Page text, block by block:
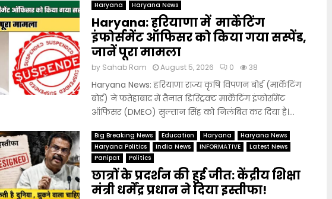
Haryana Haryana News
Haryana: हरियाणा में मार्केटिंग
इंफोर्समेंट ऑफिसर को किया गया सस्पेंड,
जानें पूरा मामला
by Sahab Ram August 5, 2026 0 38
Haryana News: हरियाणा राज्य कृषि विपणन बोर्ड (मार्केटिंग
बोर्ड) ने फतेहाबाद में तैनात डिस्ट्रिक्ट मार्केटिंग इंफोर्समेंट
ऑफिसर (DMEO) सुल्तान सिंह को निलंबित कर दिया है।...
Big Breaking News Education Haryana
Haryana News
Haryana Politics
India News INFORMATIVE
Latest News
Panipat
Politics
छात्रों के प्रदर्शन की हुई जीत: केंद्रीय शिक्षा
मंत्री धर्मेंद्र प्रधान ने दिया इस्तीफा!